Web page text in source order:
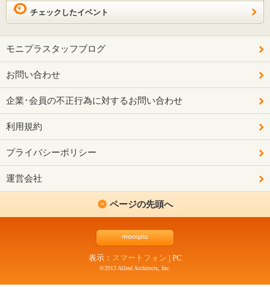
チェックしたイベント
モニプラスタッフブログ
お問い合わせ
企業･会員の不正行為に対するお問い合わせ
利用規約
プライバシーポリシー
運営会社
ページの先頭へ
表示： スマートフォン | PC
©2013 Allied Architects, Inc.